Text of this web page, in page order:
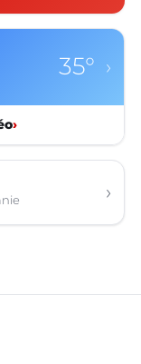
35° ›
›
›